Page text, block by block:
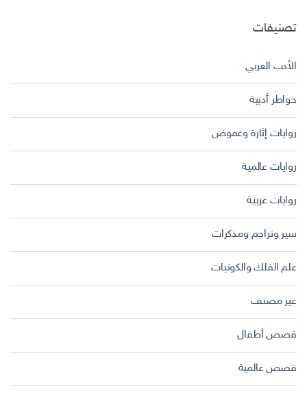
تصنيفات
الأدب العربي
خواطر أدبية
روايات إثارة وغموض
روايات عالمية
روايات عربية
سير وتراجم ومذكرات
علم الفلك والكونيات
غير مصنف
قصص أطفال
قصص عالمية